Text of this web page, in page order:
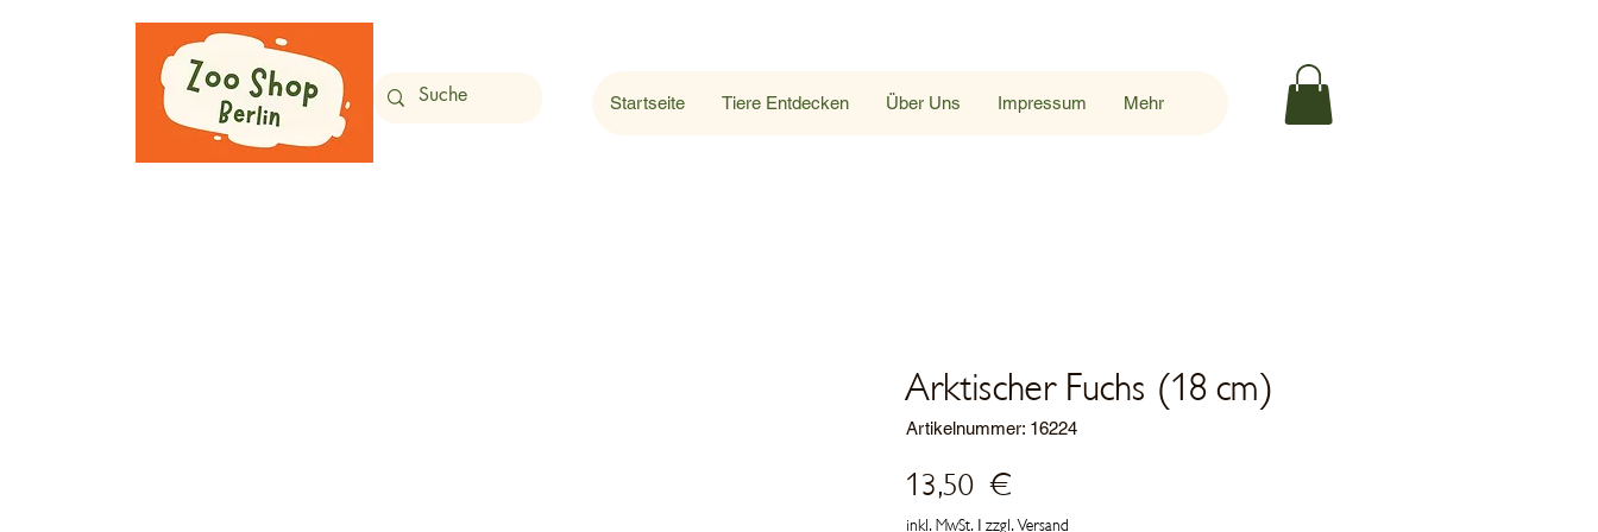
Startseite Tiere Entdecken Über Uns Impressum Mehr
Arktischer Fuchs (18 cm)
Artikelnummer: 16224
13,50 €Preis
inkl. MwSt. | zzgl. Versand